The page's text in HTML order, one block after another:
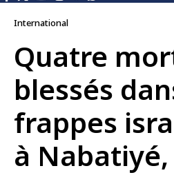
International
Quatre
blessés
frappes
à